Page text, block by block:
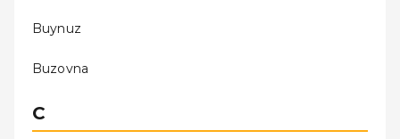
Buynuz
Buzovna
C